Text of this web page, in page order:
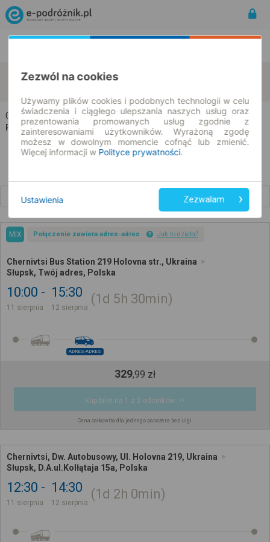
Chernivtsi
Słupsk
Chernivtsi → Słupsk
Rozkład jazdy i bilety
MIX Połączenie zawiera adres-adres Jak to działa?
Chernivtsi Bus Station 219 Holovna str., Ukraina
Słupsk, Twój adres, Polska
10:00
11 sierpnia
15:30
12 sierpnia
1d 5h 30min
ADRES-ADRES
329,99 zł
Kup bilet na 1 z 2 odcinków
Cena całkowita dla jednego pasażera bez ulgi
Chernivtsi, Dw. Autobusowy, Ul. Holovna 219, Ukraina
Słupsk, D.A.ul.Kolłątaja 15a, Polska
12:30
11 sierpnia
14:30
12 sierpnia
1d 2h 0min
Zezwól na cookies
Używamy plików cookies i podobnych technologii w celu
świadczenia i ciągłego ulepszania naszych usług oraz
prezentowania promowanych usług zgodnie z
zainteresowaniami użytkowników. Wyrażoną zgodę
możesz w dowolnym momencie cofnąć lub zmienić.
Więcej informacji w Polityce prywatności.
Ustawienia Zezwalam